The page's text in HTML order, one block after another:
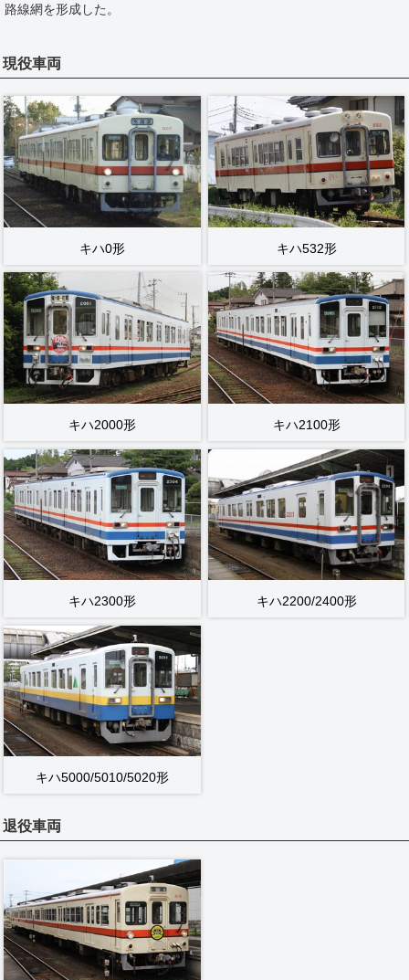
路線網を形成した。
現役車両
キハ0形 キハ532形
キハ2000形 キハ2100形
キハ2300形 キハ2200/2400形
キハ5000/5010/5020形
退役車両